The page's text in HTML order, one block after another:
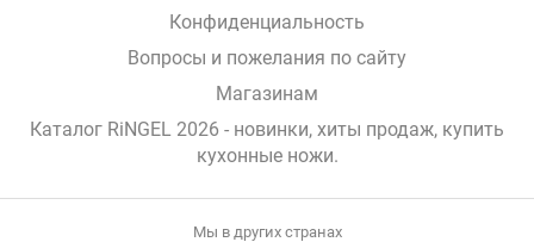
Конфиденциальность
Вопросы и пожелания по сайту
Магазинам
Каталог RiNGEL 2026 - новинки, хиты продаж, купить
кухонные ножи.
Мы в других странах